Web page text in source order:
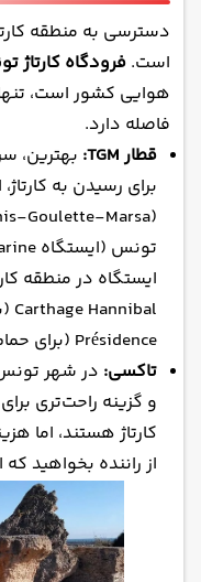
دسترسی به منطقه
است. فرودگاه کارتاژ
هوایی کشور است،
فاصله دارد.
قطار TGM:
بهترین،
ایستگاه در منطقه
Présidence (برای حمام‌های آنتونیوس) است.
تاکسی: در شهر
و گزینه راحت‌تری
کارتاژ هستند، اما
از راننده بخواهید